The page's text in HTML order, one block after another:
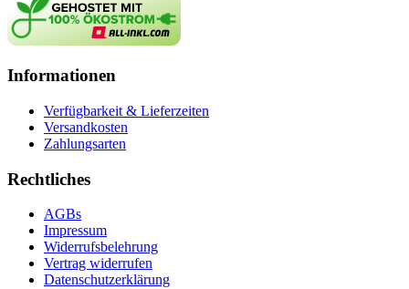
Informationen
Verfügbarkeit & Lieferzeiten
Versandkosten
Zahlungsarten
Rechtliches
AGBs
Impressum
Widerrufsbelehrung
Vertrag widerrufen
Datenschutzerklärung